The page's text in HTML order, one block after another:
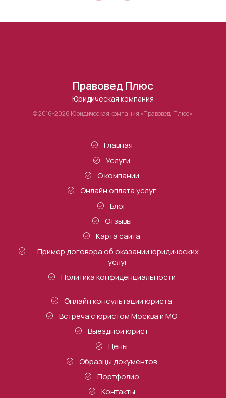
Правовед Плюс
Юридическая компания
© 2016-2026 Юридическая компания «Правовед-Плюс».
Главная
Услуги
О компании
Онлайн оплата услуг
Блог
Отзывы
Карта сайта
Пример договора об оказании юридических
услуг
Политика конфиденциальности
Онлайн консультации юриста
Встреча с юристом Москва и МО
Выездной юрист
Цены
Образцы документов
Портфолио
Контакты